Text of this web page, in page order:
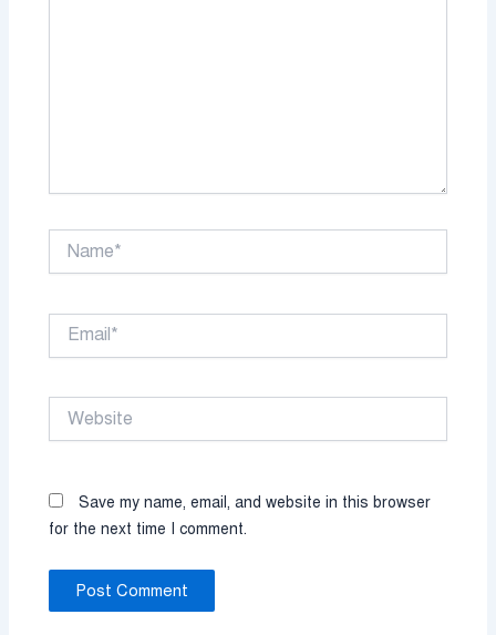
Email*
Save my name, email, and website in this browser
for the next time I comment.